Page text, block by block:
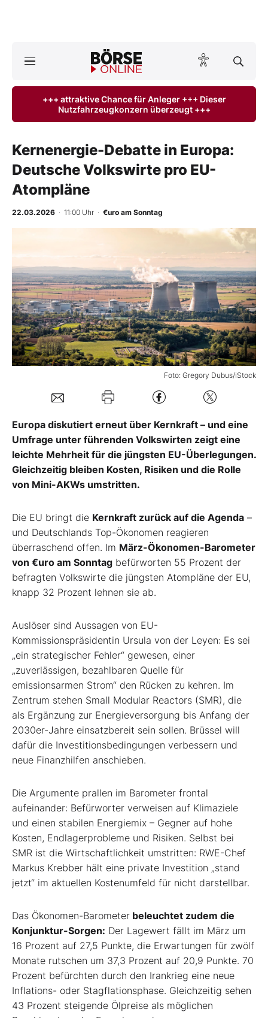
Anlageprodukte
Finanz-Check
Abo & Shop
BO-Musterdepots
Experten
Mein Konto
Folgen Sie uns
+++ attraktive Chance für Anleger +++ Dieser
Nutzfahrzeugkonzern überzeugt +++
Kernenergie-Debatte in Europa:
Deutsche Volkswirte pro EU-
Atompläne
22.03.2026 · 11:00 Uhr · €uro am Sonntag
Foto: Gregory Dubus/iStock
Europa diskutiert erneut über Kernkraft – und eine
Umfrage unter führenden Volkswirten zeigt eine
leichte Mehrheit für die jüngsten EU-Überlegungen.
Gleichzeitig bleiben Kosten, Risiken und die Rolle
von Mini-AKWs umstritten.
Die EU bringt die Kernkraft zurück auf die Agenda –
und Deutschlands Top-Ökonomen reagieren
überraschend offen. Im März-Ökonomen-Barometer
von €uro am Sonntag befürworten 55 Prozent der
befragten Volkswirte die jüngsten Atompläne der EU,
knapp 32 Prozent lehnen sie ab.
Auslöser sind Aussagen von EU-
Kommissionspräsidentin Ursula von der Leyen: Es sei
„ein strategischer Fehler“ gewesen, einer
„zuverlässigen, bezahlbaren Quelle für
emissionsarmen Strom“ den Rücken zu kehren. Im
Zentrum stehen Small Modular Reactors (SMR), die
als Ergänzung zur Energieversorgung bis Anfang der
2030er-Jahre einsatzbereit sein sollen. Brüssel will
dafür die Investitionsbedingungen verbessern und
neue Finanzhilfen anschieben.
Die Argumente prallen im Barometer frontal
aufeinander: Befürworter verweisen auf Klimaziele
und einen stabilen Energiemix – Gegner auf hohe
Kosten, Endlagerprobleme und Risiken. Selbst bei
SMR ist die Wirtschaftlichkeit umstritten: RWE-Chef
Markus Krebber hält eine private Investition „stand
jetzt“ im aktuellen Kostenumfeld für nicht darstellbar.
Das Ökonomen-Barometer beleuchtet zudem die
Konjunktur-Sorgen: Der Lagewert fällt im März um
16 Prozent auf 27,5 Punkte, die Erwartungen für zwölf
Monate rutschen um 37,3 Prozent auf 20,9 Punkte. 70
Prozent befürchten durch den Irankrieg eine neue
Inflations- oder Stagflationsphase. Gleichzeitig sehen
43 Prozent steigende Ölpreise als möglichen